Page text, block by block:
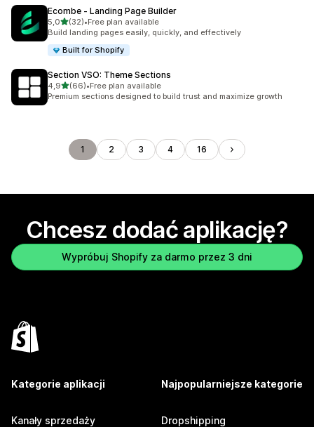
Ecombe ‑ Landing Page Builder
5,0na 5 gwiazdek
(32)
Łączna liczba recenzji: 32
•Free plan available
Build landing pages easily, quickly, and effectively
Built for Shopify
Section VSO: Theme Sections
4,9na 5 gwiazdek
(66)
Łączna liczba recenzji: 66
•Free plan available
Premium sections designed to build trust and maximize growth
1 2 3 4 16
Chcesz dodać aplikację?
Wypróbuj Shopify za darmo przez 3 dni
Kategorie aplikacji
Kanały sprzedaży
Najpopularniejsze kategorie
Dropshipping